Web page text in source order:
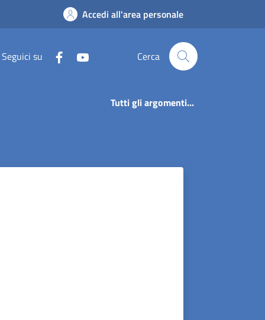
Accedi all'area personale
Seguici su Cerca
Tutti gli argomenti...